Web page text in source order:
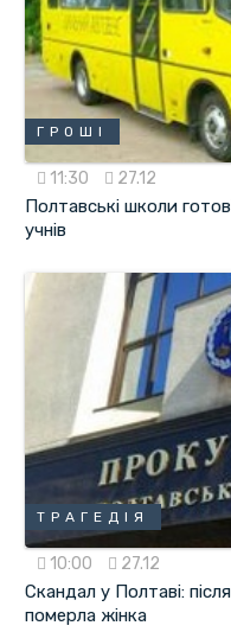
ГРОШІ
11:30 27.12
Полтавські школи
учнів
ТРАГЕДІЯ
10:00 27.12
Скандал у Полтаві:
померла жінка